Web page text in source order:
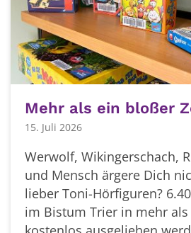
Mehr als ein bloßer
15. Juli 2026
Werwolf, Wikingerschach,
und Mensch ärgere Dich
lieber Toni-Hörfiguren?
im Bistum Trier in mehr als